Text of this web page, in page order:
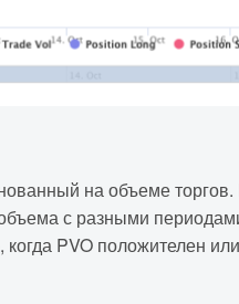
на объеме
с разными
PVO положителен